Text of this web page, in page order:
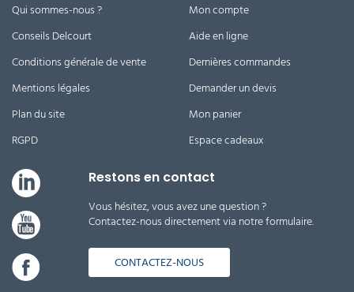
Qui sommes-nous ?
Conseils Delcourt
Conditions générale de vente
Mentions légales
Plan du site
RGPD
Mon compte
Aide en ligne
Dernières commandes
Demander un devis
Mon panier
Espace cadeaux
Restons en contact
Vous hésitez, vous avez une question ?
Contactez-nous directement via notre formulaire.
CONTACTEZ-NOUS